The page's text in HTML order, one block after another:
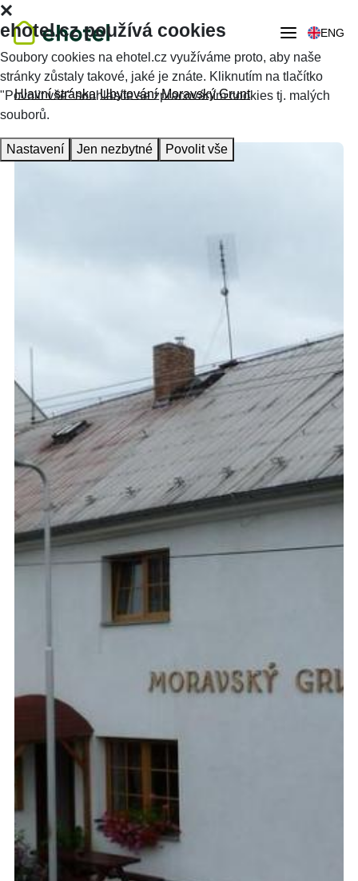
ENG
Hlavní stránka Ubytování Moravský Grunt
ehotel.cz používá cookies
Soubory cookies na ehotel.cz využíváme proto, aby naše
stránky zůstaly takové, jaké je znáte. Kliknutím na tlačítko
"Povolit vše" souhlasíte se zpracováním cookies tj. malých
souborů.
Nastavení Jen nezbytné Povolit vše